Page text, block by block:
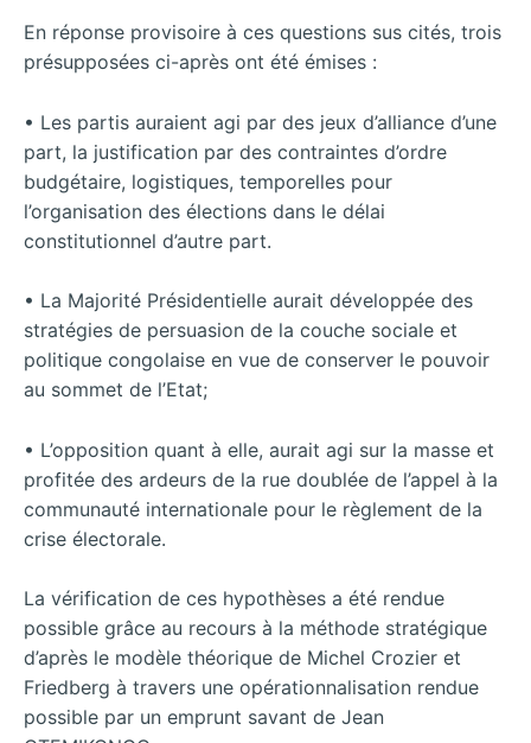
En réponse provisoire à ces questions sus cités, trois
présupposées ci-après ont été émises :
• Les partis auraient agi par des jeux d’alliance d’une
part, la justification par des contraintes d’ordre
budgétaire, logistiques, temporelles pour
l’organisation des élections dans le délai
constitutionnel d’autre part.
• La Majorité Présidentielle aurait développée des
stratégies de persuasion de la couche sociale et
politique congolaise en vue de conserver le pouvoir
au sommet de l’Etat;
• L’opposition quant à elle, aurait agi sur la masse et
profitée des ardeurs de la rue doublée de l’appel à la
communauté internationale pour le règlement de la
crise électorale.
La vérification de ces hypothèses a été rendue
possible grâce au recours à la méthode stratégique
d’après le modèle théorique de Michel Crozier et
Friedberg à travers une opérationnalisation rendue
possible par un emprunt savant de Jean